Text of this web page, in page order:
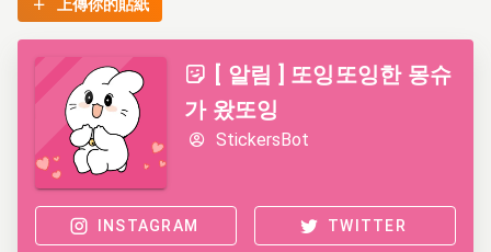
上傳你的貼紙
[ 알림 ] 또잉또잉한 몽슈
가 왔또잉
StickersBot
INSTAGRAM TWITTER